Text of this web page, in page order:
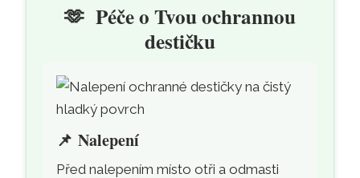
🫶 Péče o Tvou ochrannou
destičku
📌Nalepení
Před nalepením místo otři a odmasti